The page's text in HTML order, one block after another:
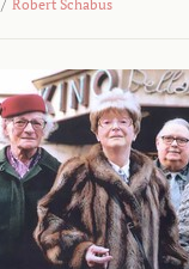
/ Robert Schabus